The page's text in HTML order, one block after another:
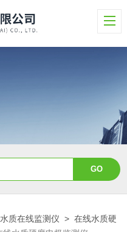
水质在线监测仪 >在线水质硬